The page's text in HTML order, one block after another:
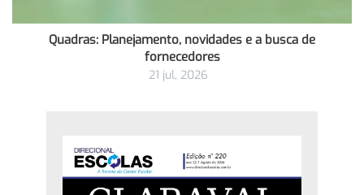
Quadras: Planejamento, novidades e a busca de
fornecedores
21 jul, 2026